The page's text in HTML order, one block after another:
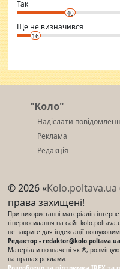
⇒ sakshimirchandani.com
Так
40
Ще не визначився
16
"Коло"
Надіслати
Реклама
Редакція
© 2026 «
права захищені!
При використанні матеріалів
гіперпосилання на сайт
не закрите для індексації
Редактор -
Матеріали позначені як ®,
на правах реклами.